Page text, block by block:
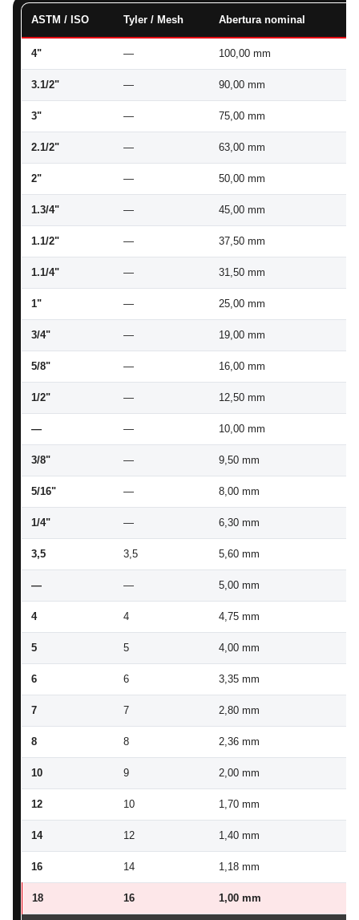
ASTM / ISO Tyler / Mesh Abertura nominal
4" — 100,00 mm
3.1/2" — 90,00 mm
3" — 75,00 mm
2.1/2" — 63,00 mm
2" — 50,00 mm
1.3/4" — 45,00 mm
1.1/2" — 37,50 mm
1.1/4" — 31,50 mm
1" — 25,00 mm
3/4" — 19,00 mm
5/8" — 16,00 mm
1/2" — 12,50 mm
— — 10,00 mm
3/8" — 9,50 mm
5/16" — 8,00 mm
1/4" — 6,30 mm
3,5 3,5 5,60 mm
— — 5,00 mm
4 4 4,75 mm
5 5 4,00 mm
6 6 3,35 mm
7 7 2,80 mm
8 8 2,36 mm
10 9 2,00 mm
12 10 1,70 mm
14 12 1,40 mm
16 14 1,18 mm
18 16 1,00 mm